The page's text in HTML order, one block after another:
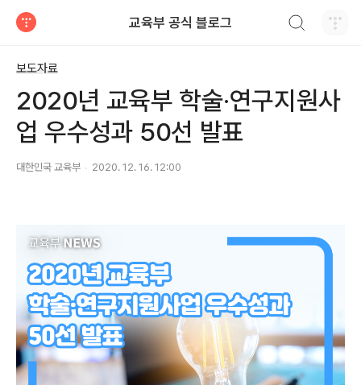
교육부 공식 블로그
보도자료
2020년 교육부 학술·연구지원사
업 우수성과 50선 발표
대한민국 교육부 2020. 12. 16. 12:00